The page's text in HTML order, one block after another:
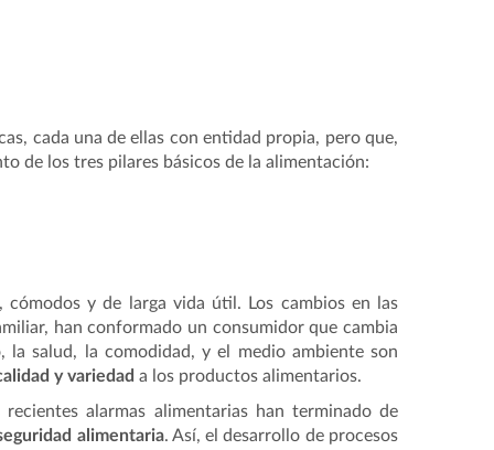
cada una de ellas con entidad propia, pero que,
de los tres pilares básicos de la alimentación:
y de larga vida útil. Los cambios en las
han conformado un consumidor que cambia
la salud, la comodidad, y el medio ambiente son
y variedad a los productos alimentarios.
alarmas alimentarias han terminado de
alimentaria. Así, el desarrollo de procesos